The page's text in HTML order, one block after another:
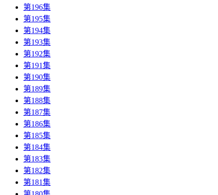
第196集
第195集
第194集
第193集
第192集
第191集
第190集
第189集
第188集
第187集
第186集
第185集
第184集
第183集
第182集
第181集